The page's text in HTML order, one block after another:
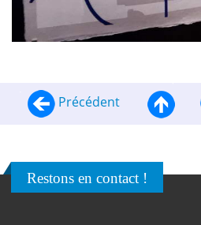
Précédent
Restons en contact !